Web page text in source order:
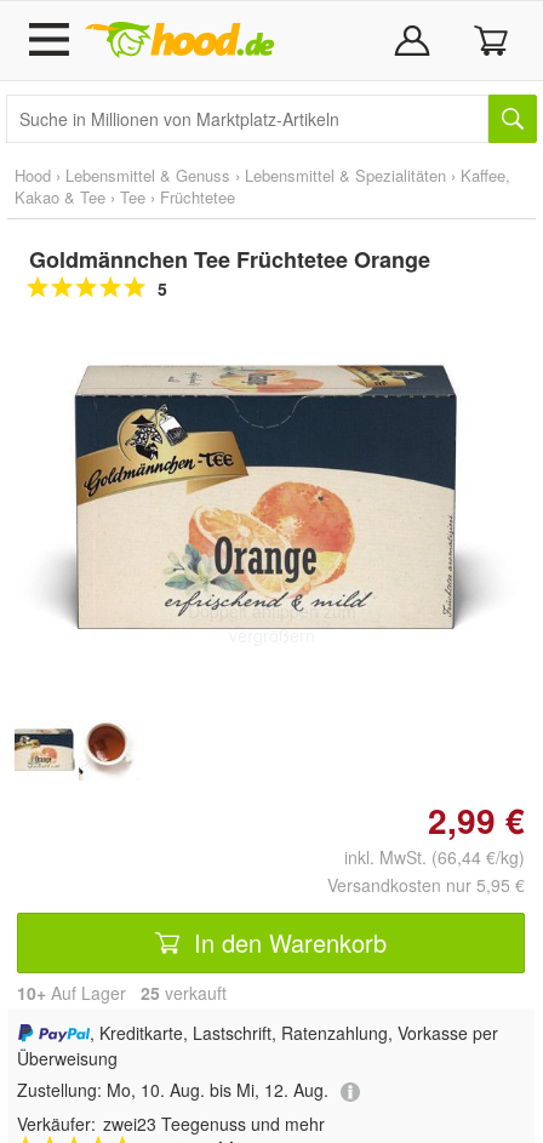
Hood › Lebensmittel & Genuss › Lebensmittel & Spezialitäten › Kaffee,
Kakao & Tee › Tee › Früchtetee
Goldmännchen Tee Früchtetee Orange
5
Doppelt antippen zum
vergrößern
2,99 €
inkl. MwSt. (66,44 €/kg)
Versandkosten nur 5,95 €
In den Warenkorb
10+ Auf Lager 25 verkauft
, Kreditkarte, Lastschrift, Ratenzahlung, Vorkasse per
Überweisung
Zustellung: Mo, 10. Aug. bis Mi, 12. Aug.
Verkäufer: zwei23 Teegenuss und mehr